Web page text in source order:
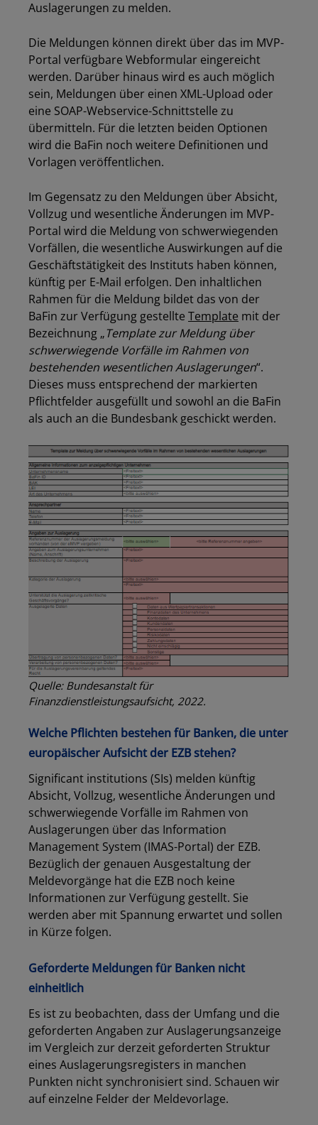
Auslagerungen zu melden.
Die Meldungen können direkt über das im MVP-
Portal verfügbare Webformular eingereicht
werden. Darüber hinaus wird es auch möglich
sein, Meldungen über einen XML-Upload oder
eine SOAP-Webservice-Schnittstelle zu
übermitteln. Für die letzten beiden Optionen
wird die BaFin noch weitere Definitionen und
Vorlagen veröffentlichen.
Im Gegensatz zu den Meldungen über Absicht,
Vollzug und wesentliche Änderungen im MVP-
Portal wird die Meldung von schwerwiegenden
Vorfällen, die wesentliche Auswirkungen auf die
Geschäftstätigkeit des Instituts haben können,
künftig per E-Mail erfolgen. Den inhaltlichen
Rahmen für die Meldung bildet das von der
BaFin zur Verfügung gestellte Template mit der
Bezeichnung „Template zur Meldung über
schwerwiegende Vorfälle im Rahmen von
bestehenden wesentlichen Auslagerungen“.
Dieses muss entsprechend der markierten
Pflichtfelder ausgefüllt und sowohl an die BaFin
als auch an die Bundesbank geschickt werden.
Quelle: Bundesanstalt für
Finanzdienstleistungsaufsicht, 2022.
Welche Pflichten bestehen für Banken, die unter
europäischer Aufsicht der EZB stehen?
Significant institutions (SIs) melden künftig
Absicht, Vollzug, wesentliche Änderungen und
schwerwiegende Vorfälle im Rahmen von
Auslagerungen über das Information
Management System (IMAS-Portal) der EZB.
Bezüglich der genauen Ausgestaltung der
Meldevorgänge hat die EZB noch keine
Informationen zur Verfügung gestellt. Sie
werden aber mit Spannung erwartet und sollen
in Kürze folgen.
Geforderte Meldungen für Banken nicht
einheitlich
Es ist zu beobachten, dass der Umfang und die
geforderten Angaben zur Auslagerungsanzeige
im Vergleich zur derzeit geforderten Struktur
eines Auslagerungsregisters in manchen
Punkten nicht synchronisiert sind. Schauen wir
auf einzelne Felder der Meldevorlage.